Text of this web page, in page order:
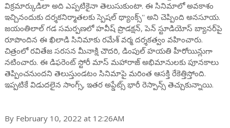
విక్రమార్కుడిలా అది ఎప్పటికైనా తెలుసుకుంటా. ఈ సినిమాలో అవకాశం
ఇచ్చినందుకు దర్శకనిర్మాతలకు స్పెషల్ థ్యాంక్స్'' అని చెప్పింది అనసూయ.
జయంతిలాల్‌ గడ సమర్పణలో హ‌వీష్ ప్రొడ‌క్ష‌న్‌, పెన్ స్టూడియోస్ బ్యానర్‌పై
రూపొందిన ఈ ఖిలాడి సినిమాకు రమేశ్ వర్మ దర్శకత్వం వహించారు.
చిత్రంలో రవితేజ సరసన మీనాక్షి చౌదరి, డింపుల్ హయతి హీరోయిన్లుగా
నటించారు. ఈ డిఫరెంట్ స్టోరీ మాస్ మహారాజ్ అభిమానులకు పూనకాలు
తెప్పించనుందని తెలుస్తుండటం సినిమాపై మరింత ఆసక్తి రేకెత్తిస్తోంది.
ఇప్పటికే విడుదలైన సాంగ్స్, ఇతర అప్డేట్స్ భారీ రెస్పాన్స్ తెచ్చుకున్నాయి.
By February 10, 2022 at 12:26AM